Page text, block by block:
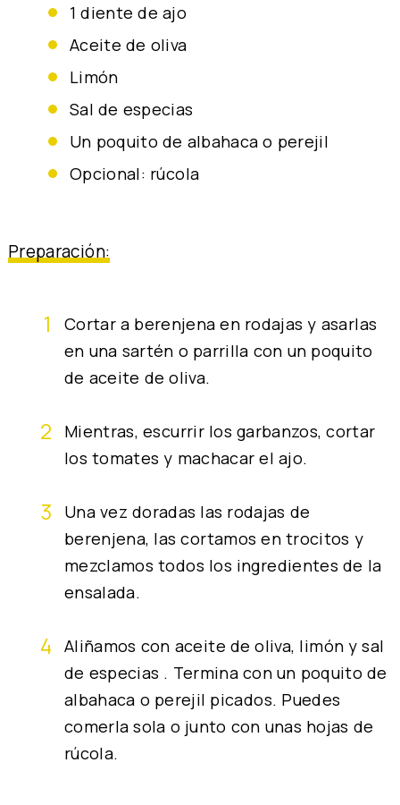
1 diente de ajo
aceite de oliva
limón
sal de especias
un poquito de albahaca o perejil
opcional: rúcola
Preparación:
Cortar a berenjena en rodajas y asarlas
en una sartén o parrilla con un poquito
de aceite de oliva.
Mientras, escurrir los garbanzos, cortar
los tomates y machacar el ajo.
Una vez doradas las rodajas de
berenjena, las cortamos en trocitos y
mezclamos todos los ingredientes de la
ensalada.
Aliñamos con aceite de oliva, limón y sal
de especias . Termina con un poquito de
albahaca o perejil picados. Puedes
comerla sola o junto con unas hojas de
rúcola.